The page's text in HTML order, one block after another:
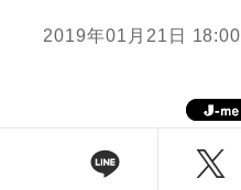
2019年01月21日 18:00